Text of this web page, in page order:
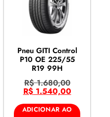
Pneu GITI Control
P10 OE 225/55
R19 99H
R$1.680,00
R$1.540,00
ADICIONAR AO